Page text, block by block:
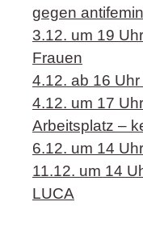
gegen
3.12. um 19
Frauen
4.12. ab 16
4.12. um 17
Arbeitsplatz –
6.12. um 14
11.12. um 14
LUCA